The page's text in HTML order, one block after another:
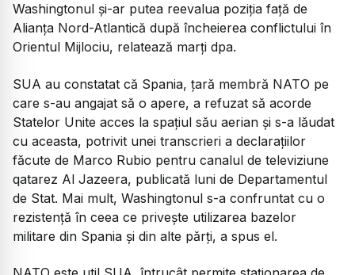
Washingtonul și-ar putea reevalua poziția față de
Alianța Nord-Atlantică după încheierea conflictului în
Orientul Mijlociu, relatează marți dpa.
SUA au constatat că Spania, țară membră NATO pe
care s-au angajat să o apere, a refuzat să acorde
Statelor Unite acces la spațiul său aerian și s-a lăudat
cu aceasta, potrivit unei transcrieri a declarațiilor
făcute de Marco Rubio pentru canalul de televiziune
qatarez Al Jazeera, publicată luni de Departamentul
de Stat. Mai mult, Washingtonul s-a confruntat cu o
rezistență în ceea ce privește utilizarea bazelor
militare din Spania și din alte părți, a spus el.